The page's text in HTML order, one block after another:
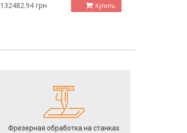
132482.94 грн Купить
Фрезерная обработка на станках